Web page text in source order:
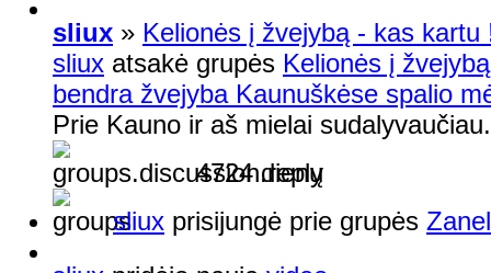
sliux » Kelionės į žvejybą - kas kartu
sliux atsakė grupės Kelionės į
bendra žvejyba Kaunuškėse spalio
Prie Kauno ir aš mielai sudalyvaučiau.
4724 dienų
sliux prisijungė prie grupės